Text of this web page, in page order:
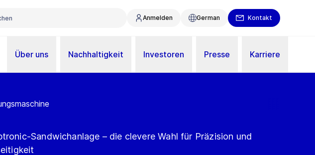
Anmelden German Kontakt
Über uns Nachhaltigkeit Investoren Presse Karriere
Sandwichanlage – die clevere Wahl für Präzision und